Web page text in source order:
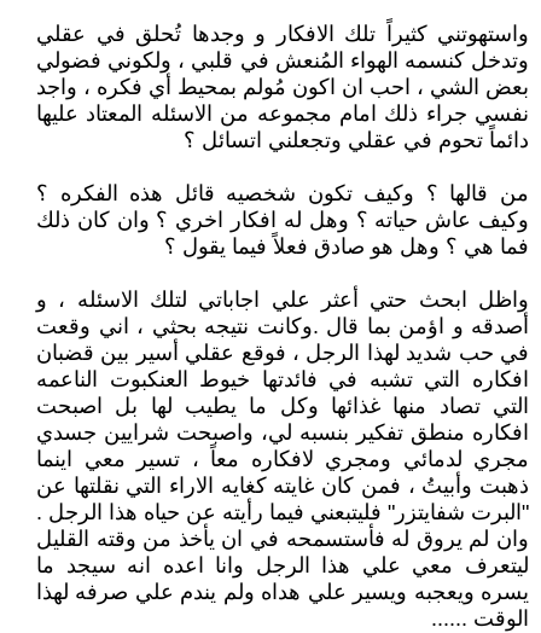
واستهوتني كثيراً تلك الافكار و وجدها تُحلق في عقلي
وتدخل كنسمه الهواء المُنعش في قلبي ، ولكوني فضولي
بعض الشي ، احب ان اكون مُولم بمحيط أي فكره ، واجد
نفسي جراء ذلك امام مجموعه من الاسئله المعتاد عليها
دائماً تحوم في عقلي وتجعلني اتسائل ؟
من قالها ؟ وكيف تكون شخصيه قائل هذه الفكره ؟
وكيف عاش حياته ؟ وهل له افكار اخري ؟ وان كان ذلك
فما هي ؟ وهل هو صادق فعلاً فيما يقول ؟
واظل ابحث حتي أعثر علي اجاباتي لتلك الاسئله ، و
أصدقه و اؤمن بما قال .وكانت نتيجه بحثي ، اني وقعت
في حب شديد لهذا الرجل ، فوقع عقلي أسير بين قضبان
افكاره التي تشبه في فائدتها خيوط العنكبوت الناعمه
التي تصاد منها غذائها وكل ما يطيب لها بل اصبحت
افكاره منطق تفكير بنسبه لي، واصبحت شرايين جسدي
مجري لدمائي ومجري لافكاره معاً ، تسير معي اينما
ذهبت وأبيتُ ، فمن كان غايته كغايه الاراء التي نقلتها عن
"البرت شفايتزر" فليتبعني فيما رأيته عن حياه هذا الرجل .
وان لم يروق له فأستسمحه في ان يأخذ من وقته القليل
ليتعرف معي علي هذا الرجل وانا اعده انه سيجد ما
يسره ويعجبه ويسير علي هداه ولم يندم علي صرفه لهذا
الوقت ......